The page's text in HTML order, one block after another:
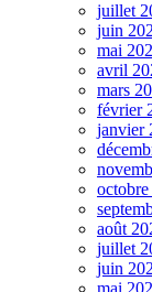
juillet
juin
mai
avril
mars
février
janvier
août
juillet
juin